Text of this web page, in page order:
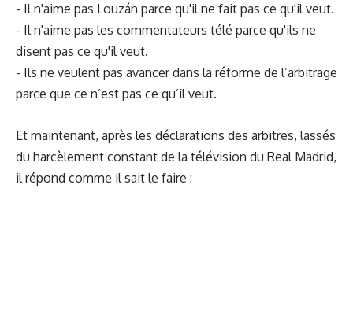
- Il n'aime pas Louzán parce qu'il ne fait pas ce qu'il veut.
- Il n'aime pas les commentateurs télé parce qu'ils ne
disent pas ce qu'il veut.
- Ils ne veulent pas avancer dans la réforme de l’arbitrage
parce que ce n’est pas ce qu’il veut.
Et maintenant, après les déclarations des arbitres, lassés
du harcèlement constant de la télévision du Real Madrid,
il répond comme il sait le faire :